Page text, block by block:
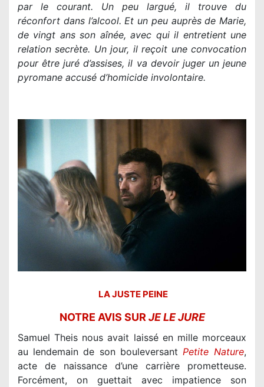
par le courant. Un peu largué, il trouve du
réconfort dans l’alcool. Et un peu auprès de Marie,
de vingt ans son aînée, avec qui il entretient une
relation secrète. Un jour, il reçoit une convocation
pour être juré d’assises, il va devoir juger un jeune
pyromane accusé d’homicide involontaire.
LA JUSTE PEINE
NOTRE AVIS SUR JE LE JURE
Samuel Theis nous avait laissé en mille morceaux
au lendemain de son bouleversant Petite Nature,
acte de naissance d’une carrière prometteuse.
Forcément, on guettait avec impatience son